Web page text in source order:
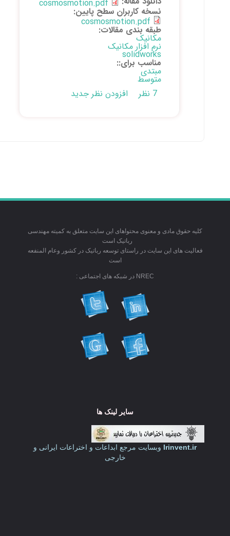
cosmosmotion.pdf
نسخه کاربران سطح پایین:
cosmosmotion.pdf
طبقه بندی مقالات:
مکانیک
نرم افزار مکانیک
solidworks
مناسب برای::
مبتدی
متوسط
افزودن نظر جدید
کلیه حقوق مادی و معنوی محتواهای این سایت متعلق به کمیته مهندسی
رباتیک است
فعالیت های این سایت در راستای توسعه رباتیک در کشور وعام المنفعه
است
NREC در شبکه های اجتماعی :
سایر لینک ها
Irinvent.irوبسایت مرجع ابداعات و اختراعات ایرانی و
خارجی